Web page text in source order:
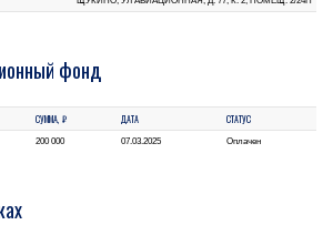
фонд
СУММА, ₽ ДАТА СТАТУС
200 000 07.03.2025 Оплачен